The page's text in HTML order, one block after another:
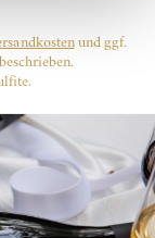
und ggf.